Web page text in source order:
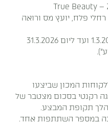
רחלי פלח, יועץ מס ורואה
1.4. תקופת המבצע: החל מיום 1.3.2026 ועד ליום 31.3.2026
המכון שביצעו
רקנטי בסכום מצטבר של
בסך 2,500 ש"ח מזכה במספר השתתפות אחד.